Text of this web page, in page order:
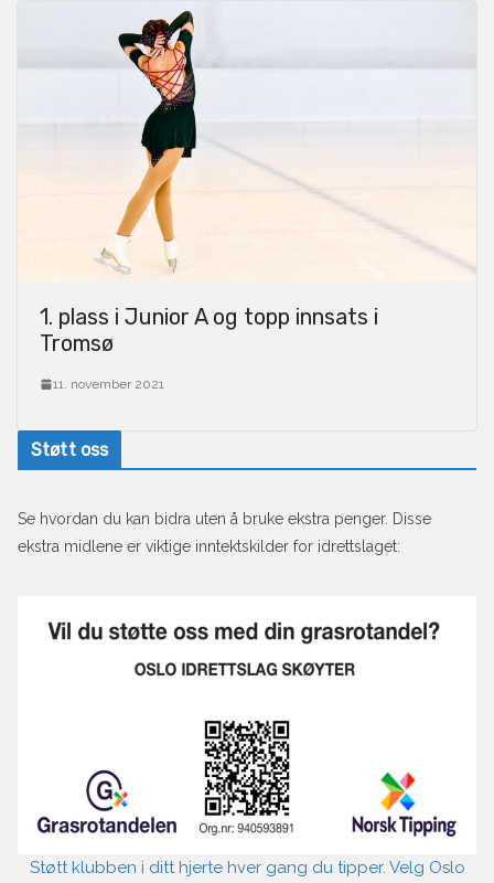
1. plass i Junior A og topp innsats i
Tromsø
11. november 2021
Støtt oss
Se hvordan du kan bidra uten å bruke ekstra penger. Disse
ekstra midlene er viktige inntektskilder for idrettslaget:
Støtt klubben i ditt hjerte hver gang du tipper. Velg Oslo